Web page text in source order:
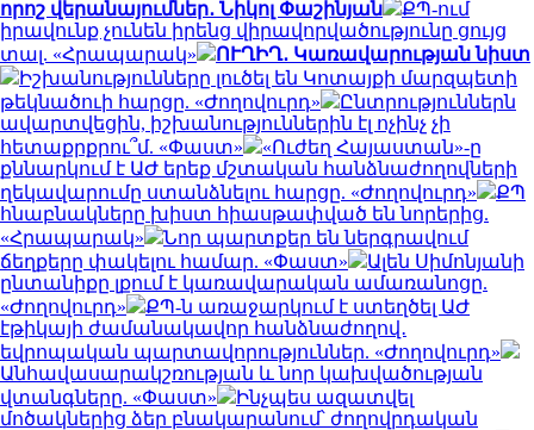
որոշ վերանայումներ․ Նիկոլ Փաշինյան
ՔՊ-ում
իրավունք չունեն իրենց վիրավորվածությունը ցույց
տալ. «Հրապարակ»
ՈՒՂԻՂ․ Կառավարության նիստ
Իշխանությունները լուծել են Կոտայքի մարզպետի
թեկնածուի հարցը. «Ժողովուրդ»
Ընտրություններն
ավարտվեցին, իշխանություններին էլ ոչինչ չի
հետաքրքրու՞մ. «Փաստ»
«Ուժեղ Հայաստան»-ը
քննարկում է ԱԺ երեք մշտական հանձնաժողովների
ղեկավարումը ստանձնելու հարցը. «Ժողովուրդ»
ՔՊ
հնաբնակները խիստ հիասթափված են նորերից.
«Հրապարակ»
Նոր պարտքեր են ներգրավում
ճեղքերը փակելու համար. «Փաստ»
Ալեն Սիմոնյանի
ընտանիքը լքում է կառավարական ամառանոցը.
«Ժողովուրդ»
ՔՊ-ն առաջարկում է ստեղծել ԱԺ
էթիկայի ժամանակավոր հանձնաժողով․
եվրոպական պարտավորություններ. «Ժողովուրդ»
Անհավասարակշռության և նոր կախվածության
վտանգները. «Փաստ»
Ինչպես ազատվել
մոծակներից ձեր բնակարանում՝ ժողովրդական